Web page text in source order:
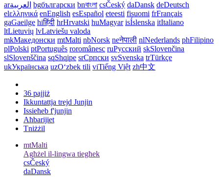
arالعربية bgбългарски bnবাংলা csČeský daDansk deDeutsch
elελληνικά enEnglish esEspañol eteesti fisuomi frFrançais
gaGaeilge hiहिंदी hrHrvatski huMagyar isÍslenska itItaliano
ltLietuvių lvLatviešu valoda
mkМакедонски mtMalti nbNorsk neनेपाली nlNederlands phFilipino
plPolski ptPortuguês roromânesc ruРусский skSlovenčina
slSlovenščina sqShqipe srСрпски svSvenska trTürkçe
ukУкраїнська uzOʻzbek tili viTiếng Việt zh中文
36 pajjiż
Ikkuntattja trejd Junjin
Issieħeb f'junjin
Aħbarijiet
Tniżżil
mtMalti
Agħżel il-lingwa tiegħek
csČeský
daDansk